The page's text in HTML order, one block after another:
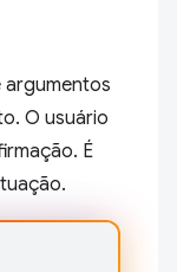
O usuário
É